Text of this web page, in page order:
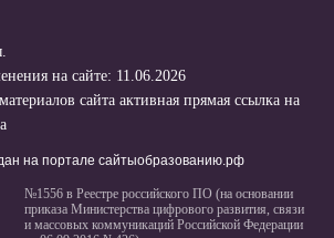
на сайте: 11.06.2026
сайта активная прямая ссылка на
на портале сайтыобразованию.рф
№1556 в Реестре российского ПО (на основании
приказа Министерства цифрового развития, связи
и массовых коммуникаций Российской Федерации